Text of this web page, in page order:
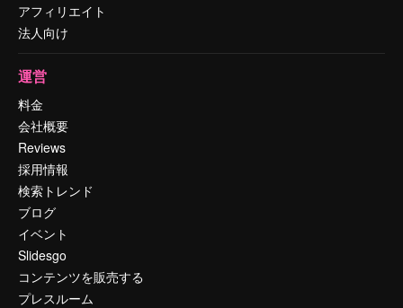
アフィリエイト
法人向け
運営
料金
会社概要
Reviews
採用情報
検索トレンド
ブログ
イベント
Slidesgo
コンテンツを販売する
プレスルーム